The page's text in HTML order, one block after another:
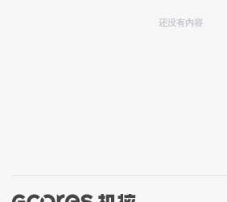
还没有内容